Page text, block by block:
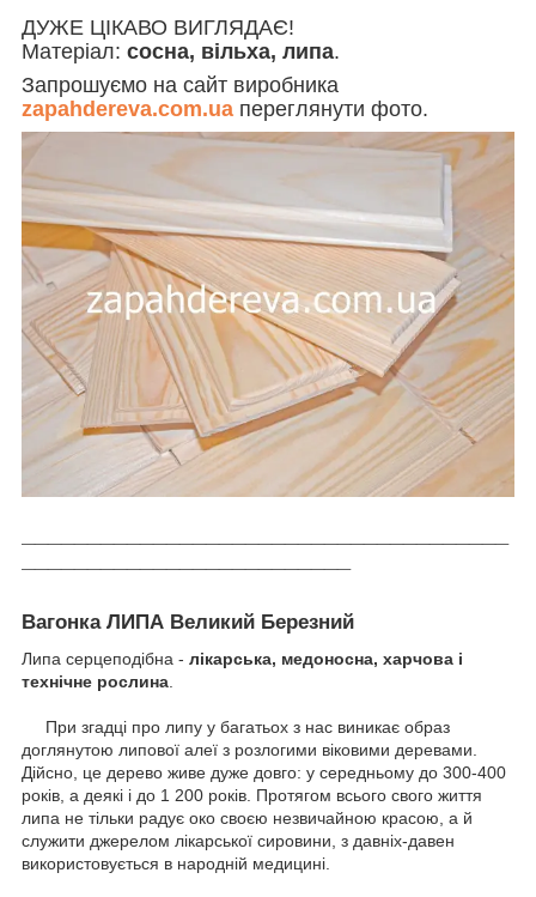
ДУЖЕ ЦІКАВО ВИГЛЯДАЄ!
Матеріал: сосна, вільха, липа.
Запрошуємо на сайт виробника
zapahdereva.com.ua переглянути фото.
Вагонка ЛИПА Великий Березний
Липа серцеподібна - лікарська, медоносна, харчова і
технічне рослина
При згадці про липу у багатьох з нас виникає образ
доглянутою липової алеї з розлогими віковими деревами.
Дійсно, це дерево живе дуже довго: у середньому до 300-400
років, а деякі і до 1 200 років. Протягом всього свого життя
липа не тільки радує око своєю незвичайною красою, а й
служити джерелом лікарської сировини, з давніх-давен
використовується в народній медицині.